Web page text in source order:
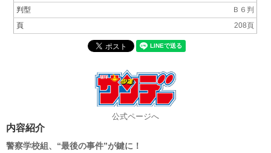
判型
Ｂ６判
頁
208頁
公式ページへ
内容紹介
警察学校組、“最後の事件”が鍵に！